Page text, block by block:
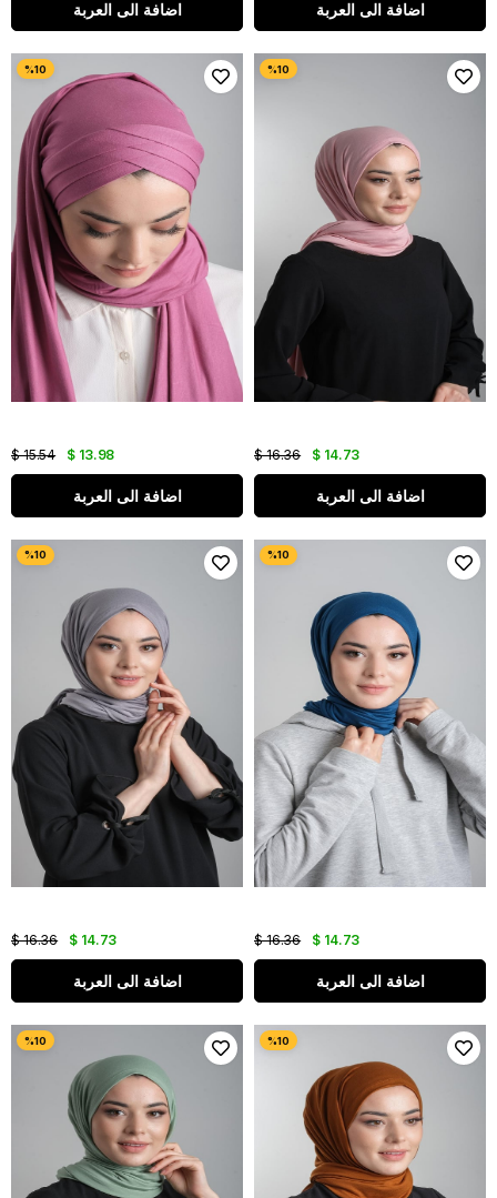
اضافة الى العربة اضافة الى العربة
$ 13.98
$ 15.54
اضافة الى العربة
$ 14.73
$ 16.36
اضافة الى العربة
$ 14.73
$ 16.36
اضافة الى العربة
$ 14.73
$ 16.36
اضافة الى العربة